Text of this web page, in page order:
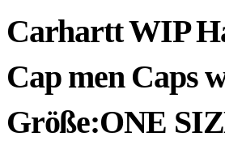
Carhartt WIP
Cap men Caps
Größe:ONE